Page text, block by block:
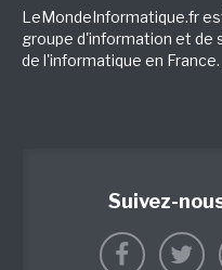
LeMondeInformatique.fr
groupe d'information et de
de l'informatique en France.
Suivez-